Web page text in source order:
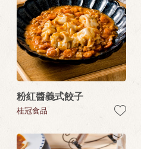
粉紅醬義式餃子
桂冠食品